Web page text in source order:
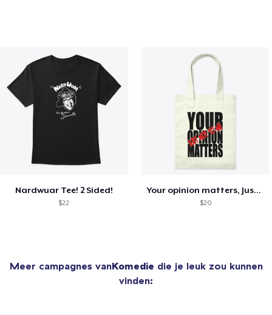
Nardwuar Tee! 2 Sided!
$22
Your opinion matters, Just not to me!
$20
Meer campagnes vanKomedie die je leuk zou kunnen
vinden: